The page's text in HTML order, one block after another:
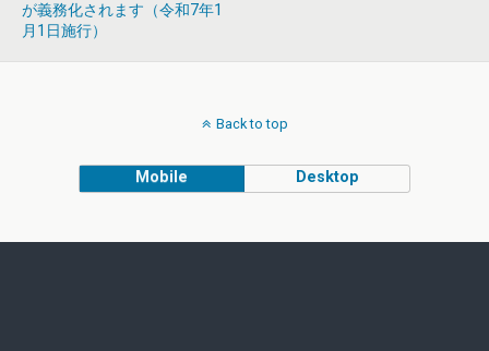
が義務化されます（令和7年1
月1日施行）
Back to top
Mobile Desktop